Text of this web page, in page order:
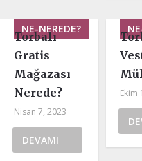
NE-NEREDE?
Torbalı
Gratis
Mağazası
Nerede?
Nisan 7, 2023
DEVAMI
Ekim